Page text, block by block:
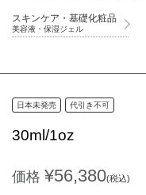
スキンケア・基礎化粧品
美容液・保湿ジェル
日本未発売 代引き不可
30ml/1oz
価格 ¥56,380(税込)